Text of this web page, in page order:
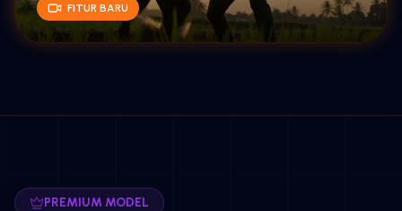
FITUR BARU
PREMIUM MODEL